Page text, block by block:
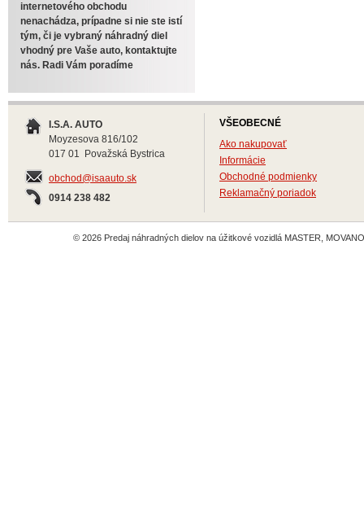
internetového obchodu
nenachádza, prípadne si nie ste istí
tým, či je vybraný náhradný diel
vhodný pre Vaše auto, kontaktujte
nás. Radi Vám poradíme
I.S.A. AUTO
Moyzesova 816/102
017 01 Považská Bystrica
obchod@isaauto.sk
0914 238 482
VŠEOBECNÉ
Ako nakupovať
Informácie
Obchodné podmienky
Reklamačný poriadok
© 2026 Predaj náhradných dielov na úžitkové vozidlá MASTER,